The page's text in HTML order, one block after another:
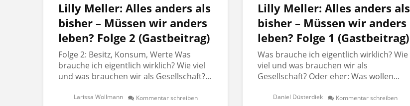
Lilly Meller: Alles anders als
bisher – Müssen wir anders
leben? Folge 2 (Gastbeitrag)
Folge 2: Besitz, Konsum, Werte Was
brauche ich eigentlich wirklich? Wie viel
und was brauchen wir als Gesellschaft?...
Larissa Wollmann Kommentar schreiben
Lilly Meller: Alles anders als
bisher – Müssen wir anders
leben? Folge 1 (Gastbeitrag)
Was brauche ich eigentlich wirklich? Wie
viel und was brauchen wir als
Gesellschaft? Oder eher: Was wollen...
Daniel Düsterdiek Kommentar schreiben